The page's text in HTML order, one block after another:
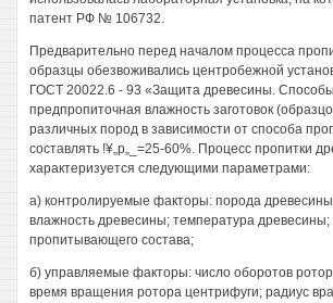
патент РФ № 106732.
Предварительно перед началом процесса
образцы обезвоживались центробежной
ГОСТ 20022.6 - 93 «Защита древесины.
предпропиточная влажность заготовок
различных пород в зависимости от способа
составлять !¥„р„_=25-60%. Процесс пропитки
характеризуется следующими параметрами:
а) контролируемые факторы: порода
влажность древесины; температура древесины;
пропитывающего состава;
б) управляемые факторы: число оборотов
время вращения ротора центрифуги; радиус